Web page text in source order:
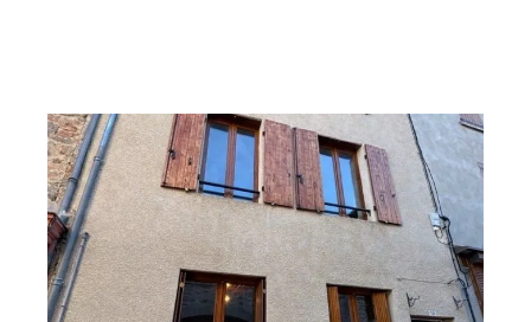
LALOUVESC 07
128,12 m
, 4 pièces
Ref : 4918
Maison à vendre
69 000 €